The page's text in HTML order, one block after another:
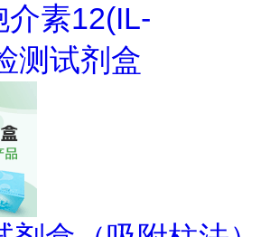
素12(IL-
测试剂盒